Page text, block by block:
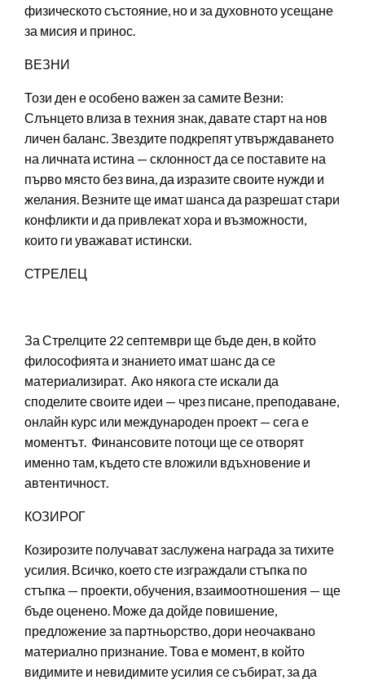
физическото състояние, но и за духовното усещане
за мисия и принос.
ВЕЗНИ
Този ден е особено важен за самите Везни:
Слънцето влиза в техния знак, давате старт на нов
личен баланс. Звездите подкрепят утвърждаването
на личната истина — склонност да се поставите на
първо място без вина, да изразите своите нужди и
желания. Везните ще имат шанса да разрешат стари
конфликти и да привлекат хора и възможности,
които ги уважават истински.
СТРЕЛЕЦ
За Стрелците 22 септември ще бъде ден, в който
философията и знанието имат шанс да се
материализират. Ако някога сте искали да
споделите своите идеи — чрез писане, преподаване,
онлайн курс или международен проект — сега е
моментът. Финансовите потоци ще се отворят
именно там, където сте вложили вдъхновение и
автентичност.
КОЗИРОГ
Козирозите получават заслужена награда за тихите
усилия. Всичко, което сте изграждали стъпка по
стъпка — проекти, обучения, взаимоотношения — ще
бъде оценено. Може да дойде повишение,
предложение за партньорство, дори неочаквано
материално признание. Това е момент, в който
видимите и невидимите усилия се събират, за да